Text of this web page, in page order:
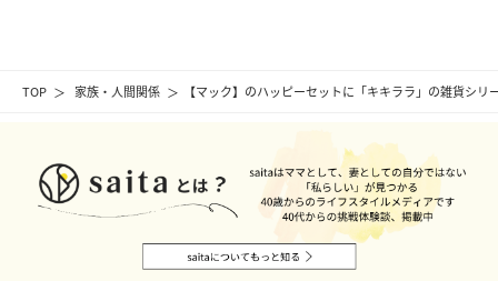
TOP 家族・人間関係 【マック】のハッピーセットに「キキララ」の雑貨シ